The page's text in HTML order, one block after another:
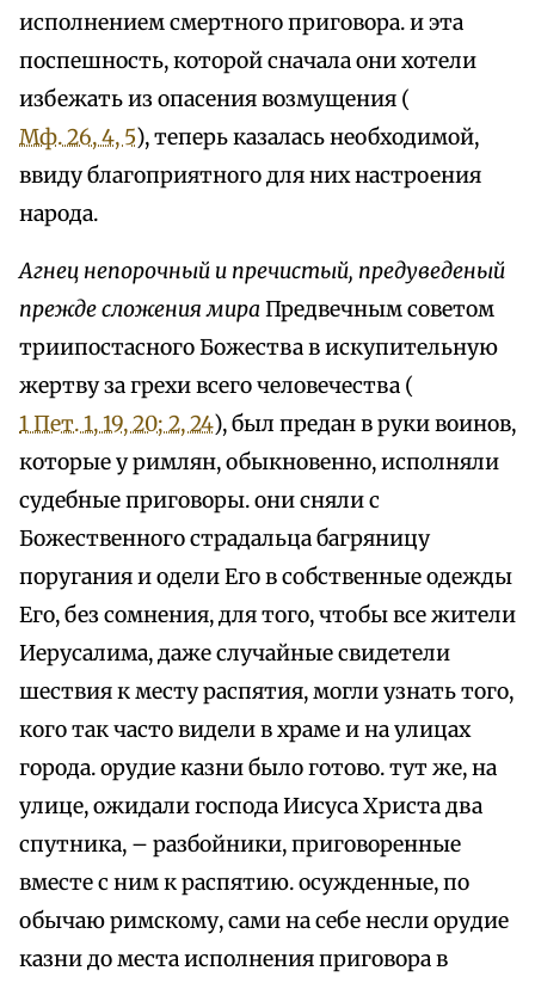
исполнением смертного приговора. и эта
поспешность, которой сначала они хотели
избежать из опасения возмущения (
Мф. 26, 4, 5), теперь казалась необходимой,
ввиду благоприятного для них настроения
народа.
Агнец непорочный и пречистый, предуведеный
прежде сложения мираПредвечным советом
триипостасного Божества в искупительную
жертву за грехи всего человечества (
1 Пет. 1, 19, 20; 2, 24), был предан в руки воинов,
которые у римлян, обыкновенно, исполняли
судебные приговоры. они сняли с
Божественного страдальца багряницу
поругания и одели Его в собственные одежды
Его, без сомнения, для того, чтобы все жители
Иерусалима, даже случайные свидетели
шествия к месту распятия, могли узнать того,
кого так часто видели в храме и на улицах
города. орудие казни было готово. тут же, на
улице, ожидали господа Иисуса Христа два
спутника, – разбойники, приговоренные
вместе с ним к распятию. осужденные, по
обычаю римскому, сами на себе несли орудие
казни до места исполнения приговора в